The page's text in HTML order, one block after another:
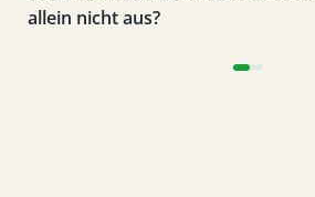
allein nicht aus?